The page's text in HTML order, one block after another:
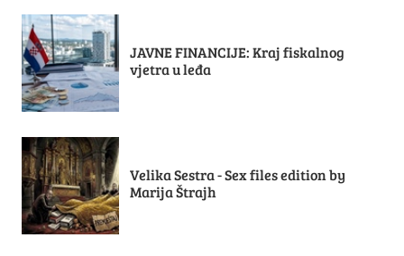
JAVNE FINANCIJE: Kraj fiskalnog
vjetra u leđa
Velika Sestra - Sex files edition by
Marija Štrajh